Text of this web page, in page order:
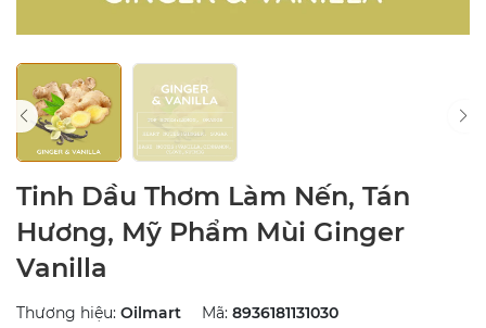
Tinh Dầu Thơm Làm Nến, Tán
Hương, Mỹ Phẩm Mùi Ginger
Vanilla
Thương hiệu: Oilmart Mã: 8936181131030